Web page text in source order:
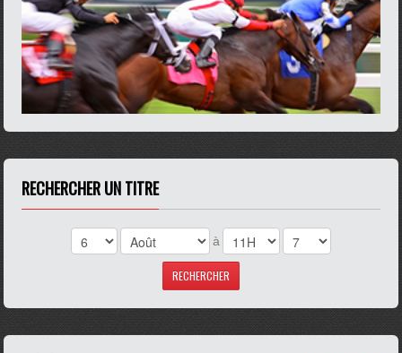
RECHERCHER UN TITRE
à